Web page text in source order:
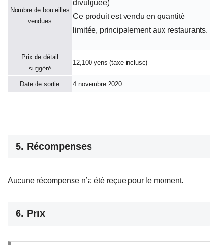
Nombre de bouteilles
vendues
divulguée)
Ce produit est vendu en quantité
limitée, principalement aux restaurants.
Prix de détail
suggéré
12,100 yens (taxe incluse)
Date de sortie 4 novembre 2020
5. Récompenses
Aucune récompense n’a été reçue pour le moment.
6. Prix